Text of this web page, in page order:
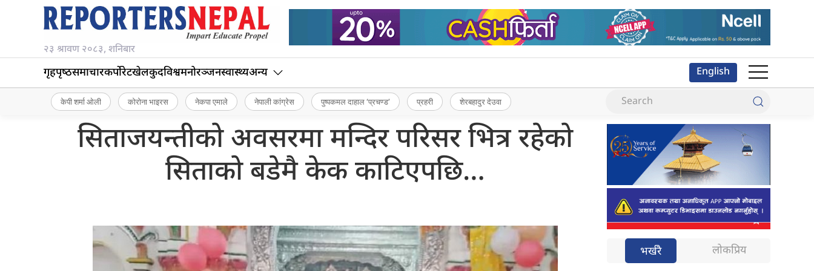
२३ श्रावण २०८३, शनिबार
गृहपृष्‍ठसमाचारकर्पोरेटखेलकुदविश्वमनोरञ्जनस्वास्थ्यअन्य English
केपी शर्मा ओली कोरोना भाइरस नेकपा एमाले नेपाली कांग्रेस पुष्पकमल दाहाल ‘प्रचण्ड’ प्रहरी शेरबहादुर देउवा
सिताजयन्तीको अवसरमा मन्दिर परिसर भित्र रहेको
सिताको बडेमै केक काटिएपछि…
भर्खरै लोकप्रिय